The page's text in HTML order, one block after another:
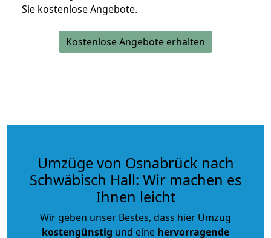
Sie kostenlose Angebote.
Kostenlose Angebote erhalten
Umzüge von Osnabrück nach
Schwäbisch Hall: Wir machen es
Ihnen leicht
Wir geben unser Bestes, dass hier Umzug
kostengünstig und eine hervorragende